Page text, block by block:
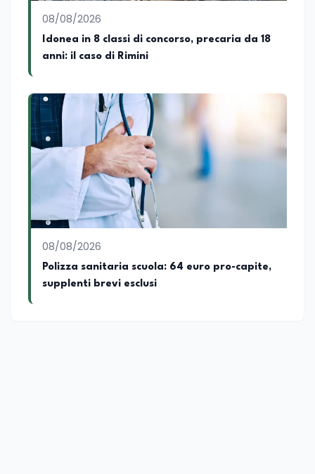
08/08/2026
Idonea in 8 classi di concorso, precaria da 18
anni: il caso di Rimini
08/08/2026
Polizza sanitaria scuola: 64 euro pro-capite,
supplenti brevi esclusi